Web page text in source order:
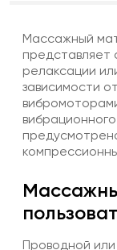
Массажный
представляет
релаксации
зависимости
Проводной